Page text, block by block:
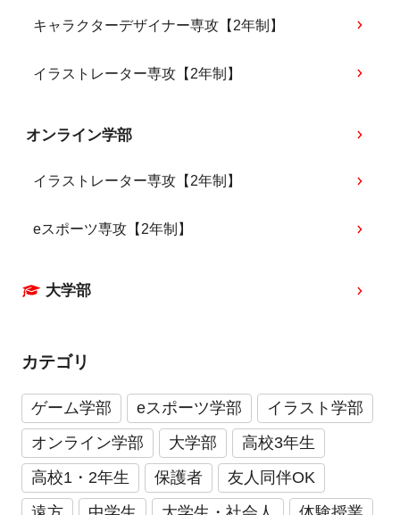
キャラクターデザイナー専攻【2年制】
イラストレーター専攻【2年制】
オンライン学部
イラストレーター専攻【2年制】
eスポーツ専攻【2年制】
大学部
カテゴリ
ゲーム学部 eスポーツ学部
イラスト学部
オンライン学部
大学部
高校3年生
高校1・2年生
保護者
友人同伴OK